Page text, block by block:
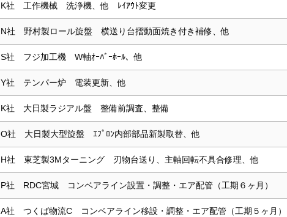
K社 工作機械 洗浄機、他 ﾚｲｱｳﾄ変更
N社 野村製ロール旋盤 横送り台摺動面焼き付き補修、他
S社 フジ加工機 W軸ｵｰﾊﾞｰﾎｰﾙ、他
Y社 テンパー炉 電装更新、他
K社 大日製ラジアル盤 整備前調査、整備
O社 大日製大型旋盤 ｴﾌﾟﾛﾝ内部部品新製取替、他
H社 東芝製3Mターニング 刃物台送り、主軸回転不具合修理、他
P社 RDC宮城 コンベアライン設置・調整・エア配管（工期６ヶ月）
A社 つくば物流C コンベアライン移設・調整・エア配管（工期５ヶ月）